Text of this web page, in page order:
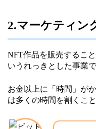
2.マーケティン
NFT作品を販売するこ
いうれっきとした事業で
お金以上に「時間」が
は多くの時間を割くこ